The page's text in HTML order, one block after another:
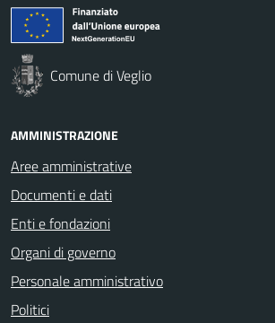
Comune di Veglio
AMMINISTRAZIONE
Aree amministrative
Documenti e dati
Enti e fondazioni
Organi di governo
Personale amministrativo
Politici